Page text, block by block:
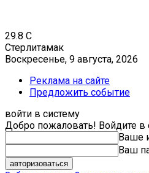
29.8 C
Стерлитамак
Воскресенье, 9 августа, 2026
Реклама на сайте
Предложить событие
войти в систему
Добро пожаловать! Войдите в
Ваше
Ваш